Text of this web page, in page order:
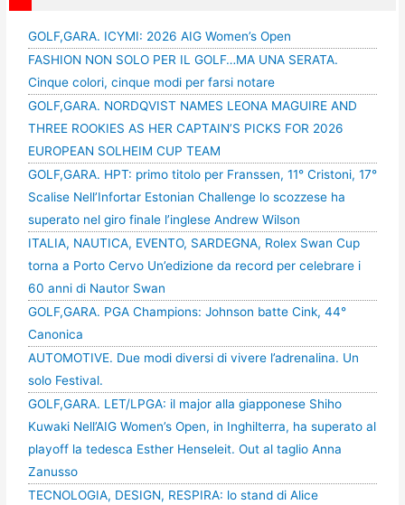
GOLF,GARA. ICYMI: 2026 AIG Women’s Open
FASHION NON SOLO PER IL GOLF…MA UNA SERATA.
Cinque colori, cinque modi per farsi notare
GOLF,GARA. NORDQVIST NAMES LEONA MAGUIRE AND
THREE ROOKIES AS HER CAPTAIN’S PICKS FOR 2026
EUROPEAN SOLHEIM CUP TEAM
GOLF,GARA. HPT: primo titolo per Franssen, 11° Cristoni, 17°
Scalise Nell’Infortar Estonian Challenge lo scozzese ha
superato nel giro finale l’inglese Andrew Wilson
ITALIA, NAUTICA, EVENTO, SARDEGNA, Rolex Swan Cup
torna a Porto Cervo Un’edizione da record per celebrare i
60 anni di Nautor Swan
GOLF,GARA. PGA Champions: Johnson batte Cink, 44°
Canonica
AUTOMOTIVE. Due modi diversi di vivere l’adrenalina. Un
solo Festival.
GOLF,GARA. LET/LPGA: il major alla giapponese Shiho
Kuwaki Nell’AIG Women’s Open, in Inghilterra, ha superato al
playoff la tedesca Esther Henseleit. Out al taglio Anna
Zanusso
TECNOLOGIA, DESIGN, RESPIRA: lo stand di Alice